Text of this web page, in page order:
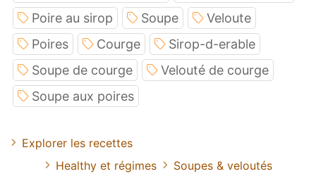
Poire au sirop
Soupe
Veloute
Poires
Courge
Sirop-d-erable
Soupe de courge
Velouté de courge
Soupe aux poires
Explorer les recettes
Healthy et régimes
Soupes & veloutés